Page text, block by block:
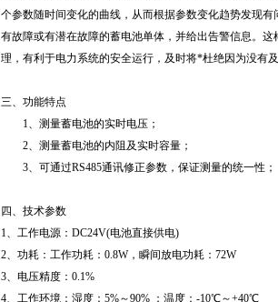
个参数随时间变化的曲线，从而根据参数变化趋势发现
有故障或有潜在故障的蓄电池单体，并给出告警信息。
理，有利于电力系统的安全运行，及时将*杜绝因为没有
三、功能特点
1、测量蓄电池的实时电压；
2、测量蓄电池的内阻及实时容量；
3、可通过RS485通讯修正参数，保证测量的统一性；
四、技术参数
1、工作电源：DC24V(电池直接供电)
2、功耗：工作功耗：0.8W，瞬间放电功耗：72W
3、电压精度：0.1%
4、工作环境：湿度：5%～90% ；温度：-10℃～+40℃